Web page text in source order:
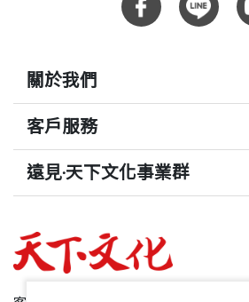
關於我們
客戶服務
遠見‧天下文化事業群
哈佛商業評論